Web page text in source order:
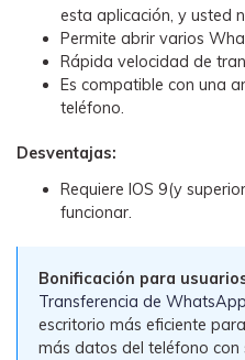
esta aplicación, y usted
Permite abrir varios
Rápida velocidad de
Es compatible con una
teléfono.
Desventajas:
Requiere IOS 9(y
funcionar.
Bonificación para
Transferencia de WhatsApp
escritorio más eficiente
más datos del teléfono con